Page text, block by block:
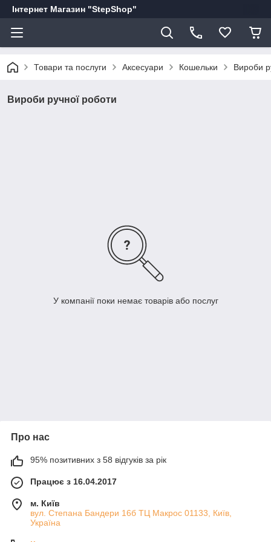
Інтернет Магазин "StepShop"
Товари та послуги Аксесуари Кошельки Вироби
Вироби ручної роботи
У компанії поки немає товарів або послуг
Про нас
95% позитивних з 58 відгуків за рік
Працює з 16.04.2017
м. Київ
вул. Степана Бандери 16б ТЦ Макрос 01133, Київ,
Україна